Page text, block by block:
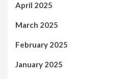
April 2025
March 2025
February 2025
January 2025